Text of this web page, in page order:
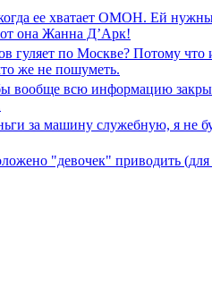
ее хватает ОМОН. Ей
она Жанна Д’Арк!
гуляет по Москве? Потому
же не пошуметь.
вообще всю информацию
за машину служебную, я не
"девочек" приводить (для